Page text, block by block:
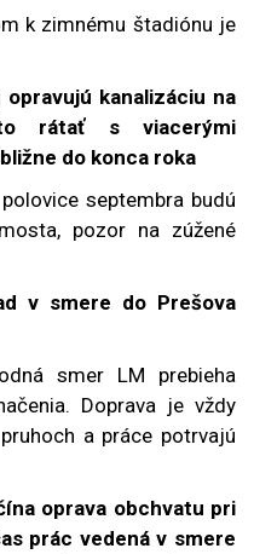
k zimnému štadiónu je
kanalizáciu na
rátať s viacerými
do konca roka
septembra budú
pozor na zúžené
v smere do Prešova
smer LM prebieha
Doprava je vždy
a práce potrvajú
oprava obchvatu pri
prác vedená v smere